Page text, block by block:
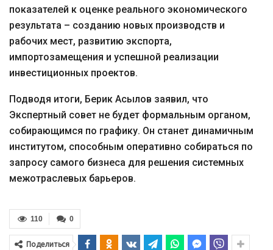
показателей к оценке реального экономического
результата – созданию новых производств и
рабочих мест, развитию экспорта,
импортозамещения и успешной реализации
инвестиционных проектов.
Подводя итоги, Берик Асылов заявил, что
Экспертный совет не будет формальным органом,
собирающимся по графику. Он станет динамичным
институтом, способным оперативно собираться по
запросу самого бизнеса для решения системных
межотраслевых барьеров.
0
110
Поделиться